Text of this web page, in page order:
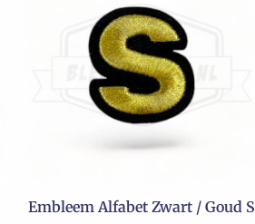
Embleem Alfabet Zwart / Goud S